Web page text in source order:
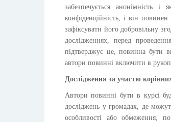
забезпечується анонімність
конфіденційність, і він
зафіксувати його добровільну
дослідженнях, перед
підтверджує це, повинна бути
автори повинні включити в
Дослідження за участю
Автори повинні бути в курсі
досліджень у громадах, де
особливості або обмеження,